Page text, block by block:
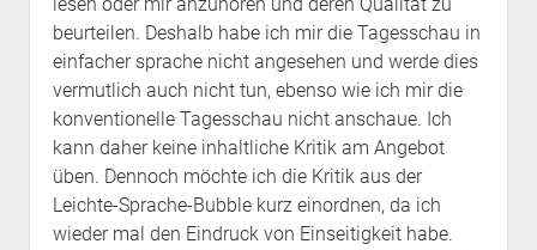
beurteilen. Deshalb habe ich mir die Tagesschau in
einfacher sprache nicht angesehen und werde dies
vermutlich auch nicht tun, ebenso wie ich mir die
konventionelle Tagesschau nicht anschaue. Ich
kann daher keine inhaltliche Kritik am Angebot
üben. Dennoch möchte ich die Kritik aus der
Leichte-Sprache-Bubble kurz einordnen, da ich
wieder mal den Eindruck von Einseitigkeit habe.